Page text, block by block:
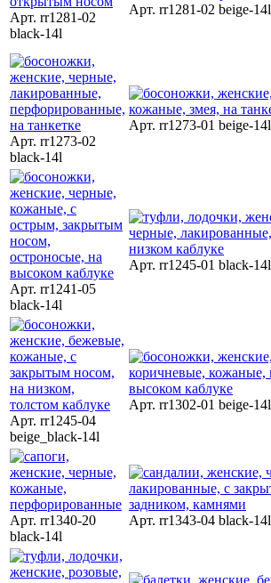
Арт. rr1281-02
black-14l
Арт. rr1281-02 beige-14l
Арт. rr1273-02
black-14l
Арт. rr1273-01 beige-14l
Арт. rr1241-05
black-14l
Арт. rr1245-01 black-14l
Арт. rr1245-04
beige_black-14l
Арт. rr1302-01 beige-14l
Арт. rr1340-20
black-14l
Арт. rr1343-04 black-14l